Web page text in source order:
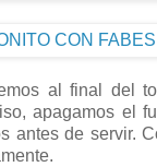
al final del
apagamos el
antes de servir.